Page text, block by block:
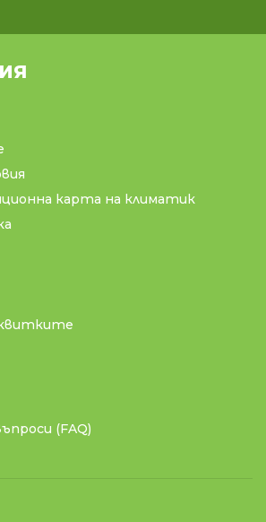
карта на климатик
(FAQ)